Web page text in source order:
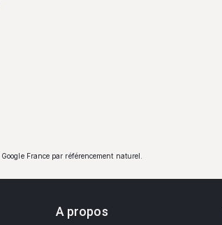
France par référencement naturel.
A propos